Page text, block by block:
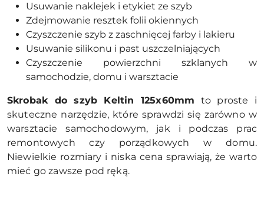
Usuwanie naklejek i etykiet ze szyb
Zdejmowanie resztek folii okiennych
Czyszczenie szyb z zaschnięcej farby i lakieru
Usuwanie silikonu i past uszczelniających
Czyszczenie powierzchni szklanych w
samochodzie, domu i warsztacie
Skrobak do szyb Keltin 125x60mm to proste i
skuteczne narzędzie, które sprawdzi się zarówno w
warsztacie samochodowym, jak i podczas prac
remontowych czy porządkowych w domu.
Niewielkie rozmiary i niska cena sprawiają, że warto
mieć go zawsze pod ręką.